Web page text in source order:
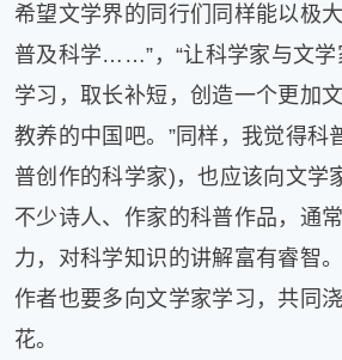
希望文学界的同行们同样能以极
普及科学……”，“让科学家与文学
学习，取长补短，创造一个更加
教养的中国吧。”同样，我觉得科
普创作的科学家)，也应该向文学
不少诗人、作家的科普作品，通
力，对科学知识的讲解富有睿智
作者也要多向文学家学习，共同
花。